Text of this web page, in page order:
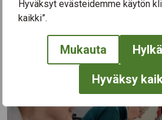
Hyväksyt evästeidemme käytön
kaikki”.
Mukauta
Hyväksy
Sadutustyöpajat ja Tanssi ja liike -